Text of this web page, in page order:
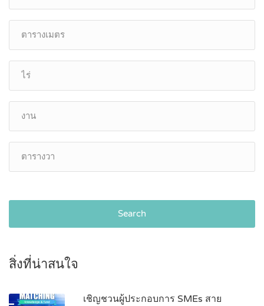
Search
สิ่งที่น่าสนใจ
เชิญชวนผู้ประกอบการ SMEs สาย